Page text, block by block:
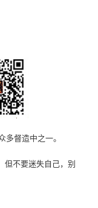
督造中之一。
但不要迷失自己，别